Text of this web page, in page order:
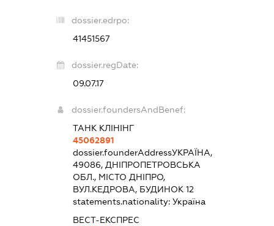
dossier.edrpo:
41451567
dossier.regDate:
09.07.17
dossier.foundersAndBenef:
ТАНК КЛІНІНГ
45062891
dossier.founderAddressУКРАЇНА,
49086, ДНІПРОПЕТРОВСЬКА
ОБЛ., МІСТО ДНІПРО,
ВУЛ.КЕДРОВА, БУДИНОК 12
statements.nationality: Україна
ВЕСТ-ЕКСПРЕС